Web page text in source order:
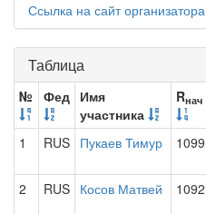
Ссылка на сайт организатора
Таблица
№ Фед Имя
участника
Rнач
1
RUS Пукаев Тимур 1099
2 RUS Косов Матвей 1092